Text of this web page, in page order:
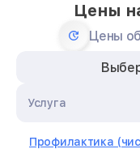
Цены
Цены
Услуга
Профилактика